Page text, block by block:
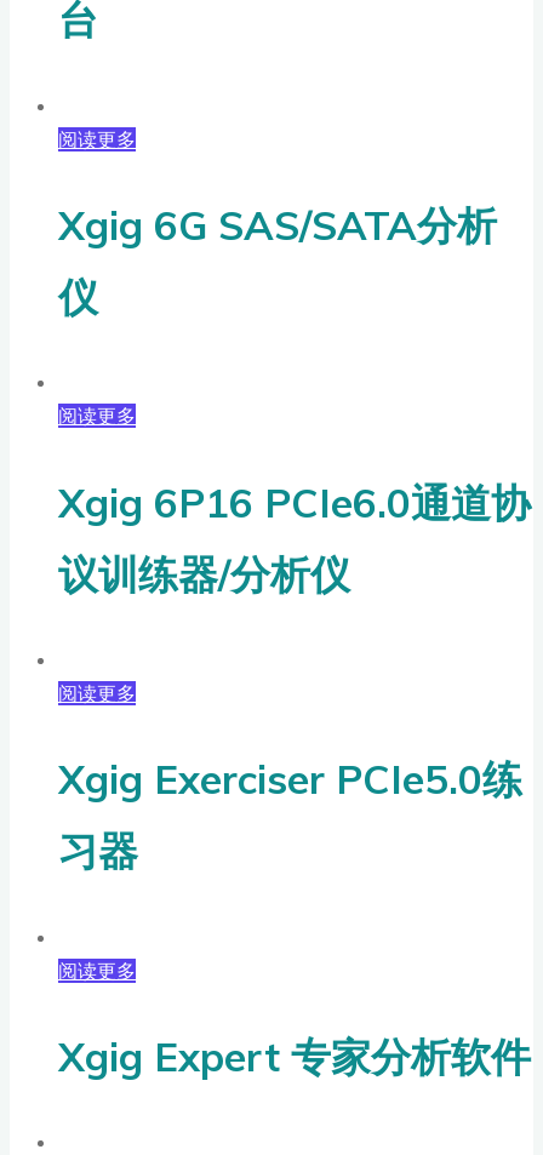
台
阅读更多
Xgig 6G SAS/SATA分析
仪
阅读更多
Xgig 6P16 PCIe6.0通道协
议训练器/分析仪
阅读更多
Xgig Exerciser PCIe5.0练
习器
阅读更多
Xgig Expert 专家分析软件